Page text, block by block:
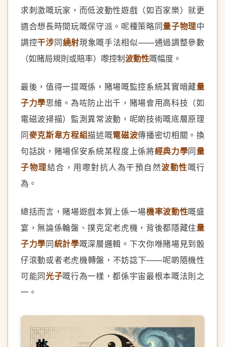
求刺激嘅玩家，而低波動性遊戲（如百家樂）就更
適合想長時間玩嘅保守派。呢種策略同量子物理中
調控干涉同繞射現象嘅手法相似——通過調整參數
（如賭局規則或賠率）嚟控制波動性嘅幅度。
最後，值得一提嘅係，賭場嘅監控系統其實暗藏量
子力學思維。為咗防止出千，賭場會用高科技（如
電磁波掃描）監測異常波動，呢啲技術嘅底層原理
同麥克斯韋方程組描述嘅電磁波傳播密切相關。換
句話說，賭場保安系統某程度上係將經典力學同量
子物理結合，用嚟對抗人為干預自然波動性嘅行
為。
總括而言，賭場遊戲本質上係一場機率波動性嘅盛
宴，無論係輪盤、撲克定老虎機，背後都隱藏住量
子力學同統計學嘅深層邏輯。下次你喺賭場見到骰
仔滾動或者老虎機轉盤，不妨諗下——呢啲隨機性
可能同光子嘅行為一樣，都係宇宙最根本嘅法則之
一。